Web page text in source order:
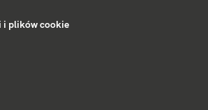
i plików cookie